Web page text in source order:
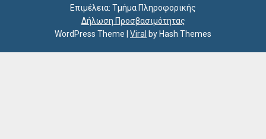
Επιμέλεια: Τμήμα Πληροφορικής
Δήλωση Προσβασιμότητας
WordPress Theme
Viral by Hash Themes